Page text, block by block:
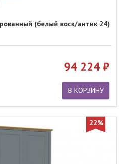
(белый воск/антик 24)
94 224
В КОРЗИНУ
22%